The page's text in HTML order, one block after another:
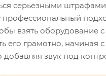
серьезными
взять оборудование
его грамотно, начиная
добавляя звук под